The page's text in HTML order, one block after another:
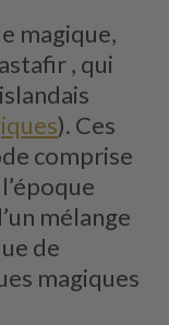
magique,
, qui
). Ces
comprise
mélange
de
magiques